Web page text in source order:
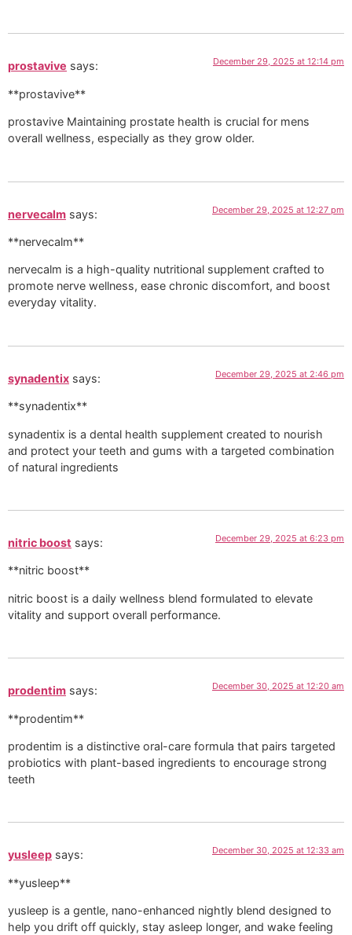
prostavive says: December 29, 2025 at 12:14 pm
**prostavive**
prostavive Maintaining prostate health is crucial for mens
overall wellness, especially as they grow older.
nervecalm says: December 29, 2025 at 12:27 pm
**nervecalm**
nervecalm is a high-quality nutritional supplement crafted to
promote nerve wellness, ease chronic discomfort, and boost
everyday vitality.
synadentix says: December 29, 2025 at 2:46 pm
**synadentix**
synadentix is a dental health supplement created to nourish
and protect your teeth and gums with a targeted combination
of natural ingredients
nitric boost says: December 29, 2025 at 6:23 pm
**nitric boost**
nitric boost is a daily wellness blend formulated to elevate
vitality and support overall performance.
prodentim says: December 30, 2025 at 12:20 am
**prodentim**
prodentim is a distinctive oral-care formula that pairs targeted
probiotics with plant-based ingredients to encourage strong
teeth
yusleep says: December 30, 2025 at 12:33 am
**yusleep**
yusleep is a gentle, nano-enhanced nightly blend designed to
help you drift off quickly, stay asleep longer, and wake feeling